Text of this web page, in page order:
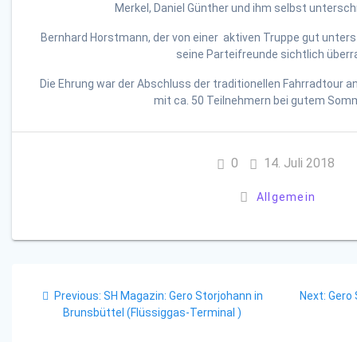
Merkel, Daniel Günther und ihm selbst
Bernhard Horstmann, der von einer aktiven Truppe gut
seine Parteifreunde sichtlich
Die Ehrung war der Abschluss der traditionellen Fahrradtour
mit ca. 50 Teilnehmern bei gutem
0 14. Juli 2018
Allgemein
Previous: Previous
post:
SH Magazin: Gero Storjohann in
Brunsbüttel (Flüssiggas-Terminal )
Next: Next
Gero